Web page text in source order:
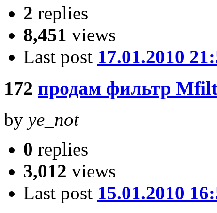
2 replies
8,451 views
Last post 17.01.2010
172 продам фильтр
by ye_not
0 replies
3,012 views
Last post 15.01.2010